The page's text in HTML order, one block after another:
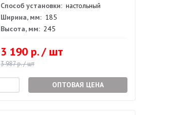
Способ установки: настольный
Ширина, мм: 185
Высота, мм: 245
3 190 р. / шт
3 987 р. / шт
ОПТОВАЯ ЦЕНА